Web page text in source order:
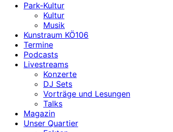
Park-Kultur
Kultur
Musik
Kunstraum KÖ106
Termine
Podcasts
Livestreams
Konzerte
DJ Sets
Vorträge und Lesungen
Talks
Magazin
Unser Quartier